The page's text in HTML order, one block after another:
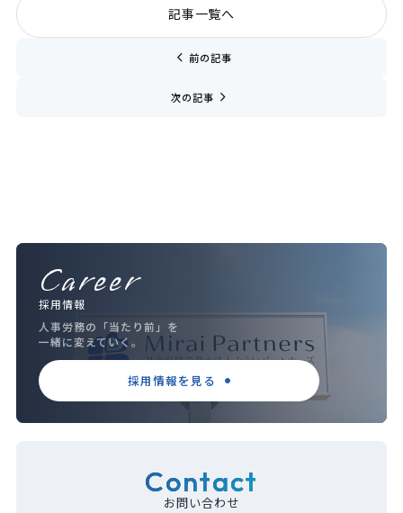
chevron_left 前の記事
記事一覧へ
次の記事 navigate_next
Career
採用情報
人事労務の「当たり前」を
一緒に変えていく。
採用情報を見る
Contact
お問い合わせ